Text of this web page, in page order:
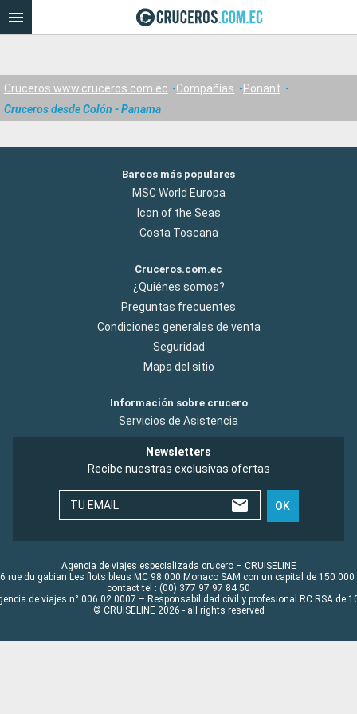
Cruceros www.cruceros.com.ec Compañías
Ponant
Cruceros desde Colón - Panama
Barcos más populares
MSC World Europa
Icon of the Seas
Costa Toscana
Cruceros.com.ec
¿Quiénes somos?
Preguntas frecuentes
Condiciones generales de venta
Seguridad
Mapa del sitio
Información sobre crucero
Servicios de Asistencia
Newsletters
Recibe nuestras exclusivas ofertas
TU EMAIL OK
Agencia de viajes especializada crucero – CRUISELINE
rue du gabian Les flots bleus MC 98 000 Monaco SAM con un capital de 150 000
contact tel : (00) 377 97 97 84 50
de viajes n° 006 02 0007 – Responsabilidad civil y profesional RC RSA de
© CRUISELINE 2026 - all rights reserved